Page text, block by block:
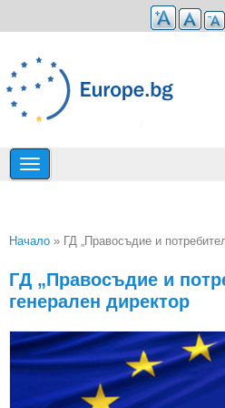
Премини към основното съдържание
Начало » ГД „Правосъдие и
ГД „Правосъдие и
генерален директор